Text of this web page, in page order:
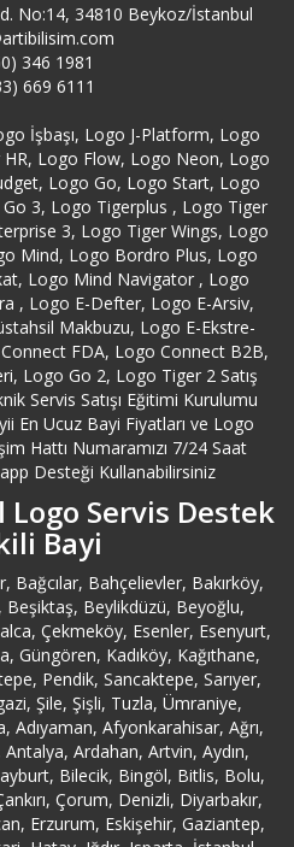
No:14, 34810 Beykoz/İstanbul
346 1981
669 6111
İşbaşı, Logo J-Platform, Logo
HR, Logo Flow, Logo Neon, Logo
Logo Go, Logo Start, Logo
3, Logo Tigerplus , Logo Tiger
3, Logo Tiger Wings, Logo
Mind, Logo Bordro Plus, Logo
Logo Mind Navigator , Logo
, Logo E-Defter, Logo E-Arsiv,
Makbuzu, Logo E-Ekstre-
FDA, Logo Connect B2B,
Logo Go 2, Logo Tiger 2 Satış
Servis Satışı Eğitimi Kurulumu
En Ucuz Bayi Fiyatları ve Logo
Hattı Numaramızı 7/24 Saat
Desteği Kullanabilirsiniz
Servis Destek
Bayi
Bağcılar, Bahçelievler, Bakırköy,
Beylikdüzü, Beyoğlu,
Çekmeköy, Esenler, Esenyurt,
Güngören, Kadıköy, Kağıthane,
Pendik, Sancaktepe, Sarıyer,
Şile, Şişli, Tuzla, Ümraniye,
Adıyaman, Afyonkarahisar, Ağrı,
Ardahan, Artvin, Aydın,
Bilecik, Bingöl, Bitlis, Bolu,
Çorum, Denizli, Diyarbakır,
Erzurum, Eskişehir, Gaziantep,